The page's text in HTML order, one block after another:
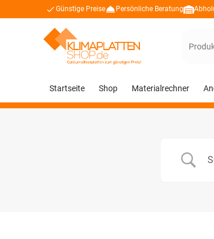
Günstige Preise Persönliche Beratung
Suchen
Startseite Shop Materialrechner